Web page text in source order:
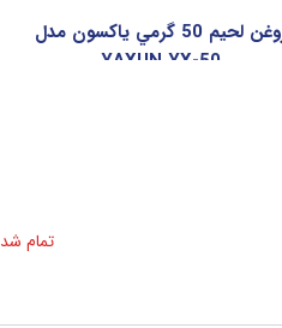
روغن لحيم 50 گرمي ياکسون مدل
YAXUN YX-50
تمام شد